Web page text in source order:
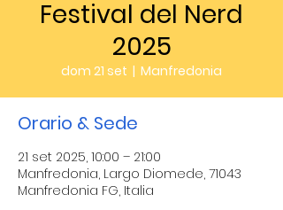
Festival del Nerd
2025
dom 21 set
  |
Manfredonia
Orario & Sede
21 set 2025, 10:00 – 21:00
Manfredonia, Largo Diomede, 71043
Manfredonia FG, Italia